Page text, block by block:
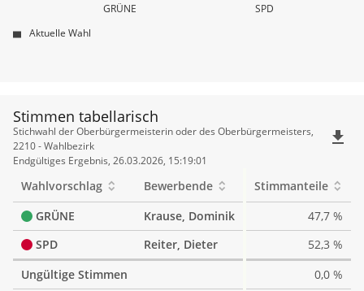
GRÜNE SPD
Aktuelle Wahl
Stimmen tabellarisch
Stimmen
tabellarisch
Stichwahl der Oberbürgermeisterin oder des Oberbürgermeisters,
2210 - Wahlbezirk
Endgültiges Ergebnis, 26.03.2026, 15:19:01
file_download
Wahlvorschlag Bewerbende
Stimmanteile
GRÜNE
Krause, Dominik
47,7 %
SPD
Reiter, Dieter
52,3 %
Ungültige Stimmen
0,0 %